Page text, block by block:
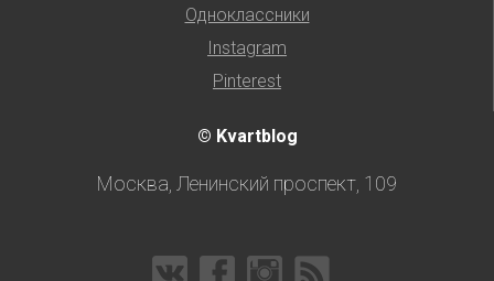
Одноклассники
Instagram
Pinterest
© Kvartblog
Москва, Ленинский проспект, 109